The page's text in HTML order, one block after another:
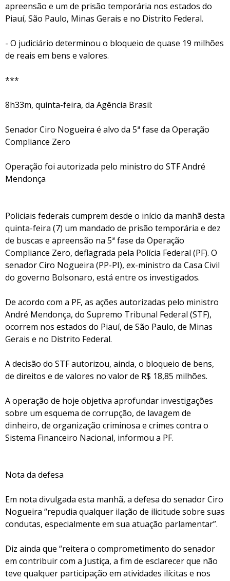
apreensão e um de prisão temporária nos estados do
Piauí, São Paulo, Minas Gerais e no Distrito Federal.
- O judiciário determinou o bloqueio de quase 19 milhões
de reais em bens e valores.
***
8h33m, quinta-feira, da Agência Brasil:
Senador Ciro Nogueira é alvo da 5ª fase da Operação
Compliance Zero
Operação foi autorizada pelo ministro do STF André
Mendonça
Policiais federais cumprem desde o início da manhã desta
quinta-feira (7) um mandado de prisão temporária e dez
de buscas e apreensão na 5ª fase da Operação
Compliance Zero, deflagrada pela Polícia Federal (PF). O
senador Ciro Nogueira (PP-PI), ex-ministro da Casa Civil
do governo Bolsonaro, está entre os investigados.
De acordo com a PF, as ações autorizadas pelo ministro
André Mendonça, do Supremo Tribunal Federal (STF),
ocorrem nos estados do Piauí, de São Paulo, de Minas
Gerais e no Distrito Federal.
A decisão do STF autorizou, ainda, o bloqueio de bens,
de direitos e de valores no valor de R$ 18,85 milhões.
A operação de hoje objetiva aprofundar investigações
sobre um esquema de corrupção, de lavagem de
dinheiro, de organização criminosa e crimes contra o
Sistema Financeiro Nacional, informou a PF.
Nota da defesa
Em nota divulgada esta manhã, a defesa do senador Ciro
Nogueira “repudia qualquer ilação de ilicitude sobre suas
condutas, especialmente em sua atuação parlamentar”.
Diz ainda que “reitera o comprometimento do senador
em contribuir com a Justiça, a fim de esclarecer que não
teve qualquer participação em atividades ilícitas e nos